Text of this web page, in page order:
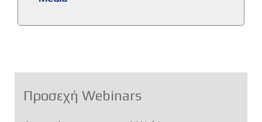
Προσεχή Webinars